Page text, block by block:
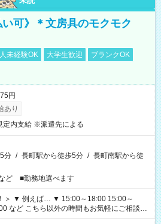
い可》＊文房具のモクモク
未経験OK 大学生歓迎
ブランクOK
円
あり
定内支給 ※派遣先による
分 / 長町駅から徒歩5分 / 長町南駅から徒
ど ■勤務地選べます
～
気軽にご相談く